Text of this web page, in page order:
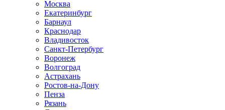
Москва
Екатеринбург
Барнаул
Краснодар
Владивосток
Санкт-Петербург
Воронеж
Волгоград
Астрахань
Ростов-на-Дону
Пенза
Рязань